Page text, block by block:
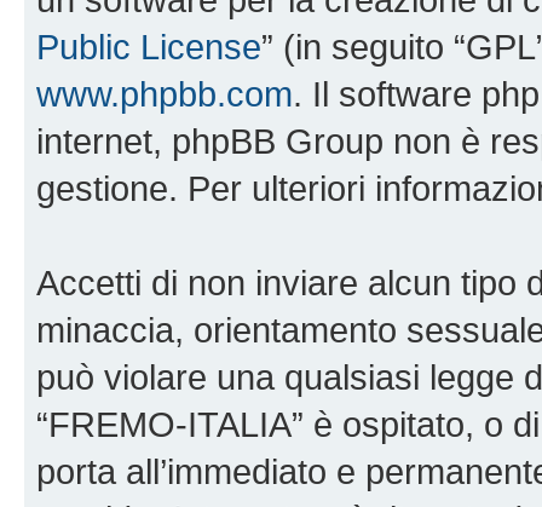
Public License” (in seguito
www.phpbb.com. Il software
internet, phpBB Group non è
gestione. Per ulteriori
Accetti di non inviare alcun tipo
minaccia, orientamento
può violare una qualsiasi legge
“FREMO-ITALIA” è ospitato, o
porta all’immediato e